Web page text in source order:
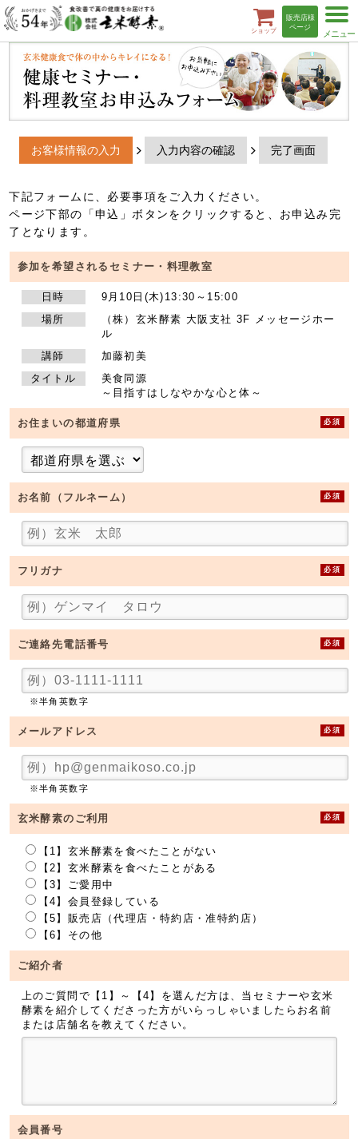
t
o
g
g
e
n
a
i
ショップ
販売店様
ページ
お客様情報の入力 入力内容の確認 完了画面
下記フォームに、必要事項をご入力ください。
ページ下部の「申込」ボタンをクリックすると、お申込み完
了となります。
参加を希望されるセミナー・料理教室
日時
9月10日(木)13:30～15:00
場所
（株）玄米酵素 大阪支社 3F メッセージホー
ル
講師
加藤初美
タイトル
美食同源
～目指すはしなやかな心と体～
お住まいの都道府県 必須
お名前（フルネーム） 必須
フリガナ 必須
ご連絡先電話番号 必須
※半角英数字
メールアドレス 必須
※半角英数字
玄米酵素のご利用 必須
【1】玄米酵素を食べたことがない
【2】玄米酵素を食べたことがある
【3】ご愛用中
【4】会員登録している
【5】販売店（代理店・特約店・准特約店）
【6】その他
ご紹介者
上のご質問で【1】～【4】を選んだ方は、当セミナーや玄米
酵素を紹介してくださった方がいらっしゃいましたらお名前
または店舗名を教えてください。
会員番号